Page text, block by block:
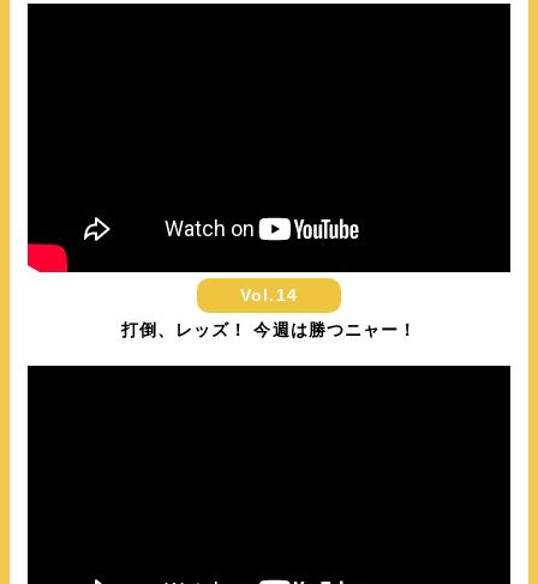
Vol.14
打倒、レッズ！ 今週は勝つニャー！